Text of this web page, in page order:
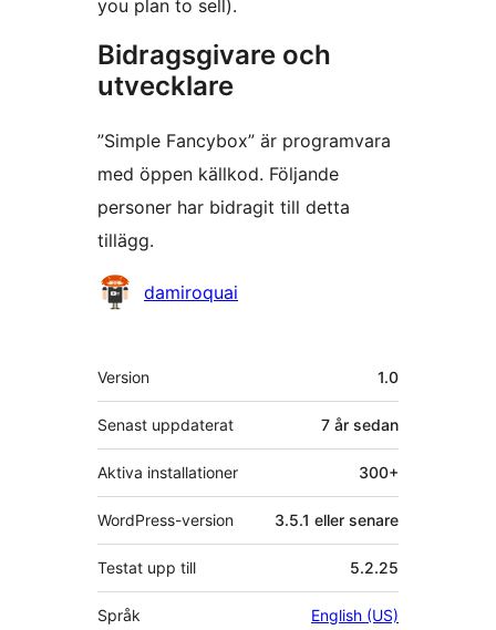
you plan to sell).
Bidragsgivare och
utvecklare
”Simple Fancybox” är programvara
med öppen källkod. Följande
personer har bidragit till detta
tillägg.
Bidragande
damiroquai
Meta
Version 1.0
Senast uppdaterat 7 år sedan
Aktiva installationer 300+
WordPress-version 3.5.1 eller senare
Testat upp till 5.2.25
Språk English (US)